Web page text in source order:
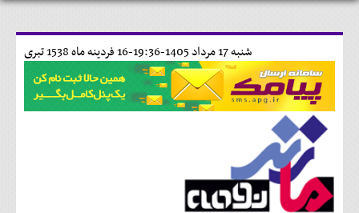
16 فردينه ماه 1538 تبری شنبه 17 مرداد 1405-19:36-